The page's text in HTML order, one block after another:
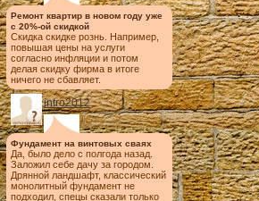
Ремонт квартир в новом году уже
с 20%-ой скидкой
Скидка скидке рознь. Например,
повышая цены на услуги
согласно инфляции и потом
делая скидку фирма в итоге
ничего не сбавляет.
intro2012
Фундамент на винтовых сваях
Да, было дело с полгода назад.
Заложил себе дачу за городом.
Дрянной ландшафт, классический
монолитный фундамент не
подходил, спецы сказали только